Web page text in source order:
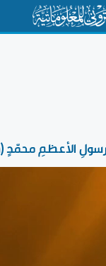
الأعظمِ محمّدٍ